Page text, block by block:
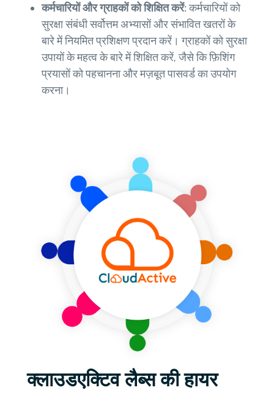
कर्मचारियों और ग्राहकों को शिक्षित करें:कर्मचारियों को
सुरक्षा संबंधी सर्वोत्तम अभ्यासों और संभावित खतरों के
बारे में नियमित प्रशिक्षण प्रदान करें। ग्राहकों को सुरक्षा
उपायों के महत्व के बारे में शिक्षित करें, जैसे कि फ़िशिंग
प्रयासों को पहचानना और मज़बूत पासवर्ड का उपयोग
करना।
क्लाउडएक्टिव लैब्स की हायर